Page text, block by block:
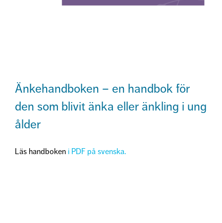
Änkehandboken – en handbok för
den som blivit änka eller änkling i ung
ålder
Läs handboken i PDF på svenska.